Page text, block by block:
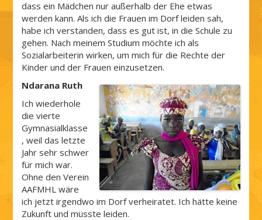
dass ein Mädchen nur außerhalb der Ehe etwas
werden kann. Als ich die Frauen im Dorf leiden sah,
habe ich verstanden, dass es gut ist, in die Schule zu
gehen. Nach meinem Studium möchte ich als
Sozialarbeiterin wirken, um mich für die Rechte der
Kinder und der Frauen einzusetzen.
Ndarana Ruth
Ich wiederhole
die vierte
Gymnasialklasse
, weil das letzte
Jahr sehr schwer
für mich war.
Ohne den Verein
AAFMHL wäre
ich jetzt irgendwo im Dorf verheiratet. Ich hätte keine
Zukunft und müsste leiden.